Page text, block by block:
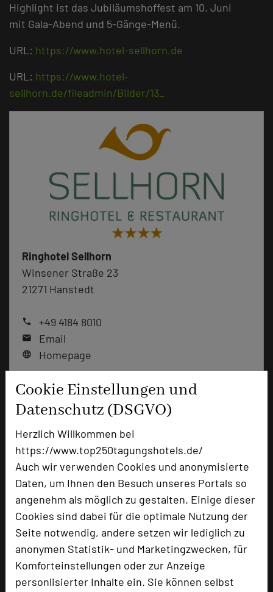
Cookie Einstellungen und
Datenschutz (DSGVO)
Herzlich Willkommen bei
https://www.top250tagungshotels.de/
Auch wir verwenden Cookies und anonymisierte
Daten, um Ihnen den Besuch unseres Portals so
angenehm als möglich zu gestalten. Einige dieser
Cookies sind dabei für die optimale Nutzung der
Seite notwendig, andere setzen wir lediglich zu
anonymen Statistik- und Marketingzwecken, für
Komforteinstellungen oder zur Anzeige
personlisierter Inhalte ein. Sie können selbst
Highlight ist das Jubiläumshoffest am 10. Juni
mit Gala-Abend und 5-Gänge-Menü.
URL: https://www.hotel-sellhorn.de
URL: https://www.hotel-
sellhorn.de/fileadmin/Bilder/13_
Ringhotel Sellhorn
Winsener Straße 23
21271 Hanstedt
phone +49 4184 8010
mail Email
language Homepage
zur Tagungsanfrage hinzufügen
Bewertung
Tagungsplaner
Tagungsleiter
Hotel bewerten